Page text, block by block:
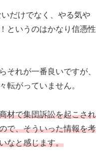
だけでなく、やる気や
というのはかなり信憑性
それが一番良いですが、
転がっていません。
材で集団訴訟を起こされ
で、そういった情報を考
なと感じます。